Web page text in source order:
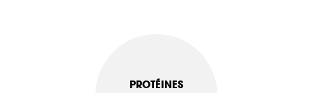
PROTÉINES